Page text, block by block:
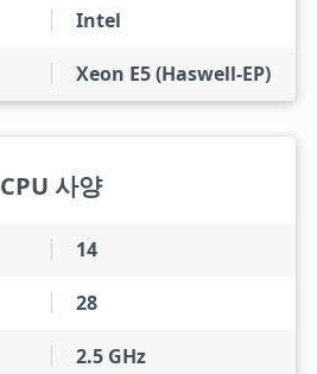
Intel
Xeon E5 (Haswell-EP)
CPU 사양
14
28
2.5 GHz